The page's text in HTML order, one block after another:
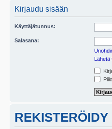
Kirjaudu sisään
Käyttäjätunnus:
Salasana:
Lähetä
REKISTERÖIDY